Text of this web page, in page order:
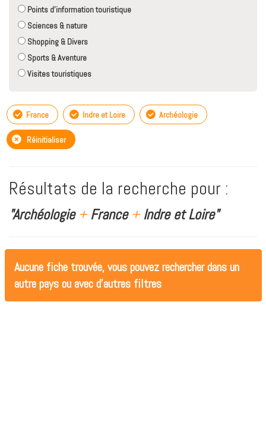
Points d'information touristique
Sciences & nature
Shopping & Divers
Sports & Aventure
Visites touristiques
France Indre et Loire Archéologie
Réinitialiser
Résultats de la recherche pour :
"Archéologie +France +Indre et Loire"
Aucune fiche trouvée, vous pouvez rechercher dans un
autre pays ou avec d'autres filtres